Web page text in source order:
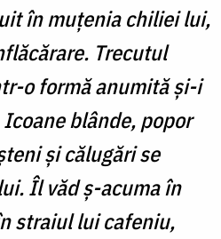
în muțenia chiliei lui,
Trecutul
o formă anumită și-i
blânde, popor
și călugări se
Îl văd ș-acuma în
straiul lui cafeniu,